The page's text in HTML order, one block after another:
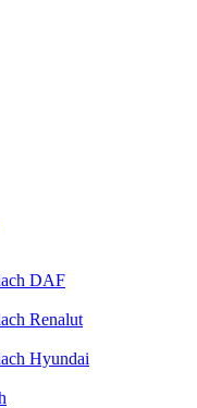
DAF
Renalut
Hyundai